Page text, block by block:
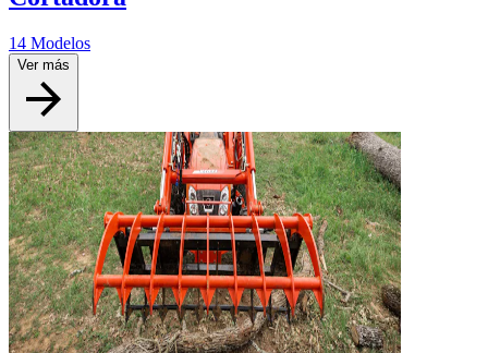
14 Modelos
Ver más